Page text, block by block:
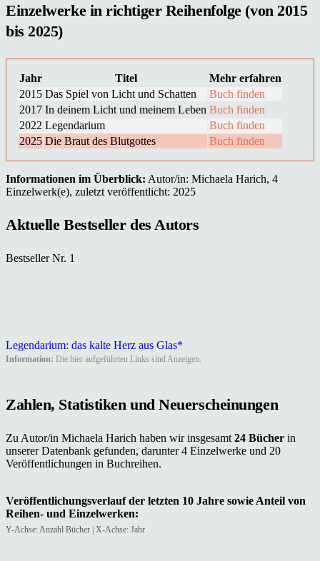
Einzelwerke in richtiger Reihenfolge (von 2015
bis 2025)
Jahr Titel
Mehr erfahren
2015 Das Spiel von Licht und Schatten
Buch finden
2017 In deinem Licht und meinem Leben Buch finden
2022 Legendarium
Buch finden
2025 Die Braut des Blutgottes Buch finden
Informationen im Überblick: Autor/in: Michaela Harich, 4
Einzelwerk(e), zuletzt veröffentlicht: 2025
Aktuelle Bestseller des Autors
Bestseller Nr. 1
Legendarium: das kalte Herz aus Glas*
Information: Die hier aufgeführten Links sind Anzeigen.
Zahlen, Statistiken und Neuerscheinungen
Zu Autor/in Michaela Harich haben wir insgesamt 24 Bücher in
unserer Datenbank gefunden, darunter 4 Einzelwerke und 20
Veröffentlichungen in Buchreihen.
Veröffentlichungsverlauf der letzten 10 Jahre sowie Anteil von
Reihen- und Einzelwerken:
Y-Achse: Anzahl Bücher | X-Achse: Jahr